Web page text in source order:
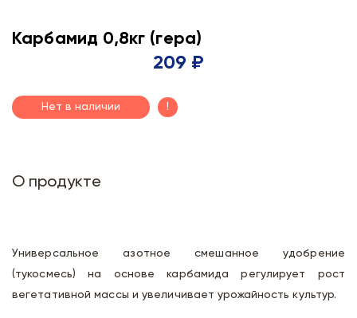
Карбамид 0,8кг (гера)
209 ₽
Нет в наличии !
О продукте
Универсальное азотное смешанное удобрение
(тукосмесь) на основе карбамида регулирует рост
вегетативной массы и увеличивает урожайность культур.